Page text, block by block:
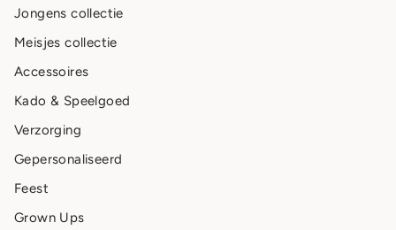
Jongens collectie
Meisjes collectie
Accessoires
Kado & Speelgoed
Verzorging
Gepersonaliseerd
Feest
Grown Ups